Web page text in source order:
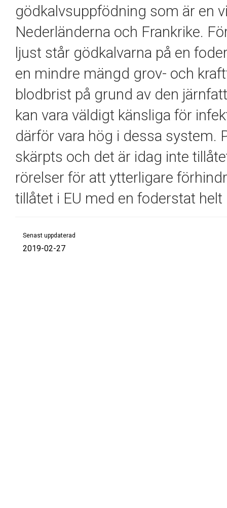
gödkalvsuppfödning som är en
Nederländerna och Frankrike.
ljust står gödkalvarna på en
en mindre mängd grov- och
blodbrist på grund av den
kan vara väldigt känsliga för
därför vara hög i dessa system.
skärpts och det är idag inte
rörelser för att ytterligare
tillåtet i EU med en foderstat
Senast uppdaterad
2019-02-27